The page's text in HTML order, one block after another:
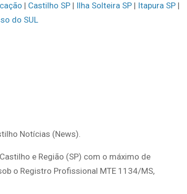
| Castilho SP | Ilha Solteira SP | Itapura SP |
do SUL
Notícias (News).
e Região (SP) com o máximo de
o Registro Profissional MTE 1134/MS,